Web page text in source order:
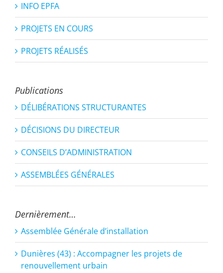
INFO EPFA
PROJETS EN COURS
PROJETS RÉALISÉS
Publications
DÉLIBÉRATIONS STRUCTURANTES
DÉCISIONS DU DIRECTEUR
CONSEILS D’ADMINISTRATION
ASSEMBLÉES GÉNÉRALES
Dernièrement…
Assemblée Générale d’installation
Dunières (43) : Accompagner les projets de
renouvellement urbain